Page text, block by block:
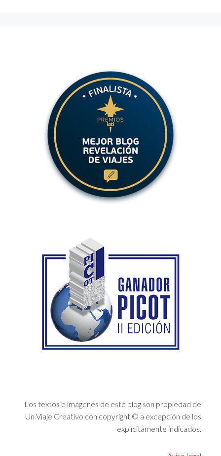
Los textos e imágenes de este blog son propiedad de
Un Viaje Creativo con copyright © a excepción de los
explícitamente indicados.